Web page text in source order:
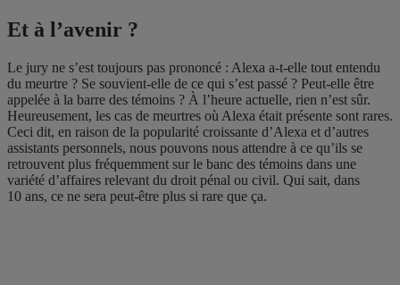
Et à l’avenir ?
Le jury ne s’est toujours pas prononcé : Alexa a-t-elle tout entendu
du meurtre ? Se souvient-elle de ce qui s’est passé ? Peut-elle être
appelée à la barre des témoins ? À l’heure actuelle, rien n’est sûr.
Heureusement, les cas de meurtres où Alexa était présente sont rares.
Ceci dit, en raison de la popularité croissante d’Alexa et d’autres
assistants personnels, nous pouvons nous attendre à ce qu’ils se
retrouvent plus fréquemment sur le banc des témoins dans une
variété d’affaires relevant du droit pénal ou civil. Qui sait, dans
10 ans, ce ne sera peut-être plus si rare que ça.